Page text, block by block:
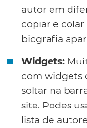
autor em
copiar e
biografia
Widgets:
com widgets
soltar na
site. Podes
lista de